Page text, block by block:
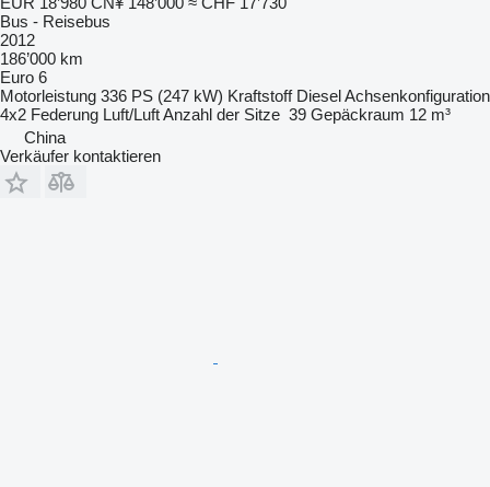
Bus - Reisebus
2012
186’000 km
Euro 6
Motorleistung 336 PS (247 kW) Kraftstoff DieselAchsenkonfiguration
4x2 Federung Luft/LuftAnzahl der Sitze 39 Gepäckraum 12 m³
China
Verkäufer kontaktieren